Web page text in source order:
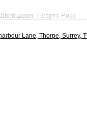
Швейцария, Пуэрто-Рико
Lane, Thorpe, Surrey,